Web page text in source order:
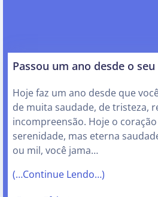
Passou um ano desde o
Hoje faz um ano desde que
de muita saudade, de tristeza,
incompreensão. Hoje o
serenidade, mas eterna
ou mil, você jama…
(…Continue Lendo…)